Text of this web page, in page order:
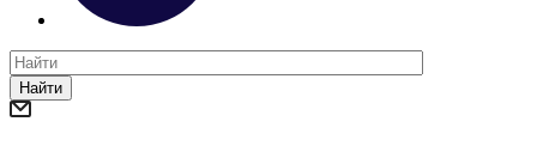
Найти